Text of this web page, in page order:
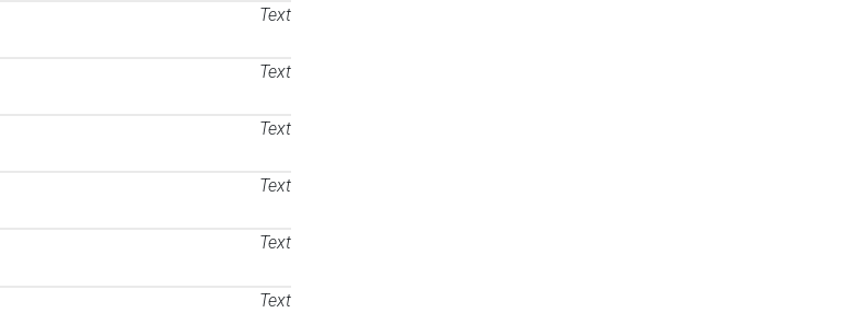
Text
Text
Text
Text
Text
Text